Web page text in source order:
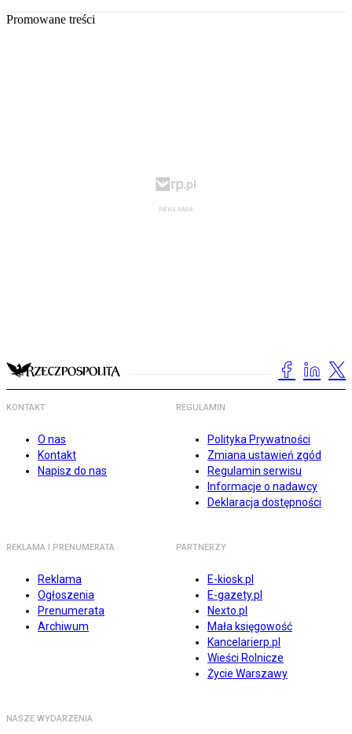
Promowane treści
KONTAKT
O nas
Kontakt
Napisz do nas
REGULAMIN
Polityka Prywatności
Zmiana ustawień zgód
Regulamin serwisu
Informacje o nadawcy
Deklaracja dostępności
REKLAMA I PRENUMERATA
Reklama
Ogłoszenia
Prenumerata
Archiwum
PARTNERZY
E-kiosk.pl
E-gazety.pl
Nexto.pl
Mała księgowość
Kancelarierp.pl
Wieści Rolnicze
Życie Warszawy
NASZE WYDARZENIA